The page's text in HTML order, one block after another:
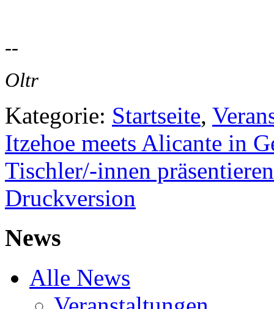
--
Oltr
Kategorie: Startseite,
Itzehoe meets Alicante in
Tischler/-innen
Druckversion
News
Alle News